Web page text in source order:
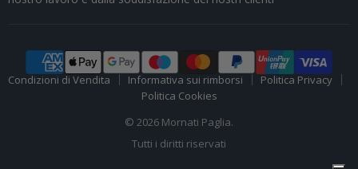
Condizioni di Vendita Informativa sui rimborsi
Politica Privacy
Politica Cookies
© 2026 Mornati Paglia.
Tutti i diritti riservati